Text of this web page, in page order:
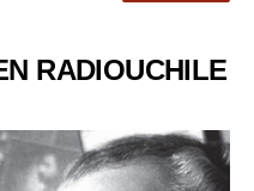
RADIOUCHILE